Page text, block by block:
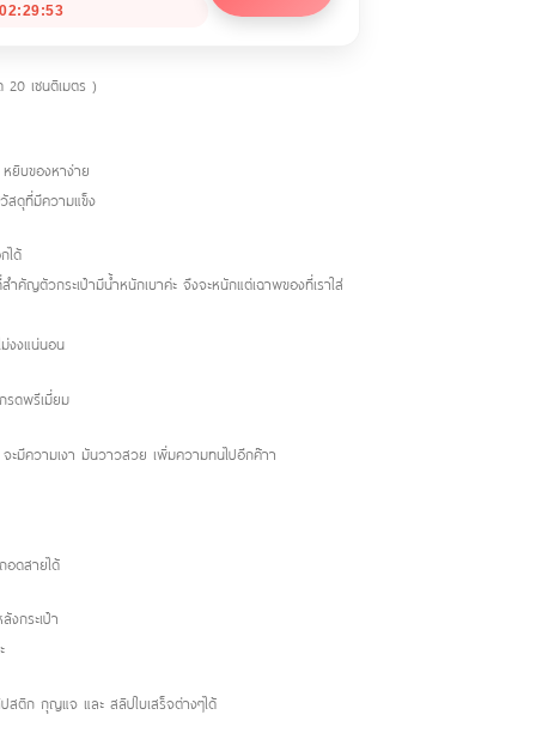
02:29:53
เซนติเมตร )
หยิบของหาง่าย
สดุที่มีความแข็ง
ได้
ำคัญตัวกระเป๋ามีน้ำหนักเบาค่ะ จึงจะหนักแต่เฉาพของที่เราใส่
ม่งงแน่นอน
รดพรีเมี่ยม
มีความเงา มันวาวสวย เพิ่มความทนไปอีกค๊าา
อดสายได้
กระเป๋า
สติก กุญแจ และ สลิปใบเสร็จต่างๆได้